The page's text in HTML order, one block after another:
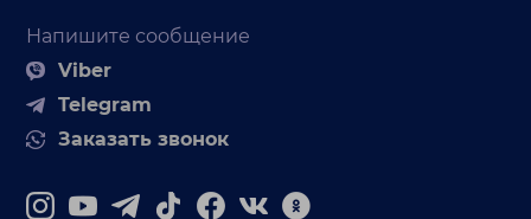
Напишите сообщение
Viber
Telegram
Заказать звонок